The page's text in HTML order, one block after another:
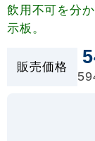
飲用不可を分
示板。
販売価格